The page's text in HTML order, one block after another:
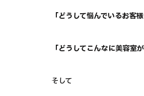
「どうして悩んでいるお客
「どうしてこんなに美容室
そして